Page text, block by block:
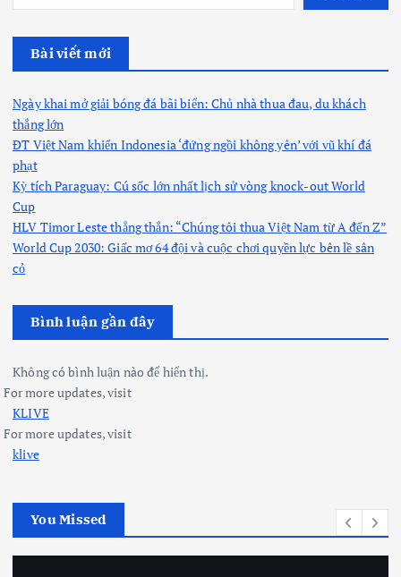
Bài viết mới
Ngày khai mở giải bóng đá bãi biển: Chủ nhà thua đau, du khách
thắng lớn
ĐT Việt Nam khiến Indonesia ‘đứng ngồi không yên’ với vũ khí đá
phạt
Kỳ tích Paraguay: Cú sốc lớn nhất lịch sử vòng knock-out World
Cup
HLV Timor Leste thẳng thắn: “Chúng tôi thua Việt Nam từ A đến Z”
World Cup 2030: Giấc mơ 64 đội và cuộc chơi quyền lực bên lề sân
cỏ
Bình luận gần đây
Không có bình luận nào để hiển thị.
For more updates, visit
KLIVE
For more updates, visit
klive
You Missed